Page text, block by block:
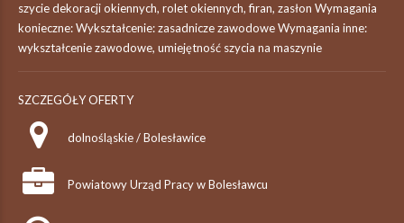
szycie dekoracji okiennych, rolet okiennych, firan, zasłon Wymagania
konieczne: Wykształcenie: zasadnicze zawodowe Wymagania inne:
wykształcenie zawodowe, umiejętność szycia na maszynie
SZCZEGÓŁY OFERTY
dolnośląskie / Bolesławice
Powiatowy Urząd Pracy w Bolesławcu